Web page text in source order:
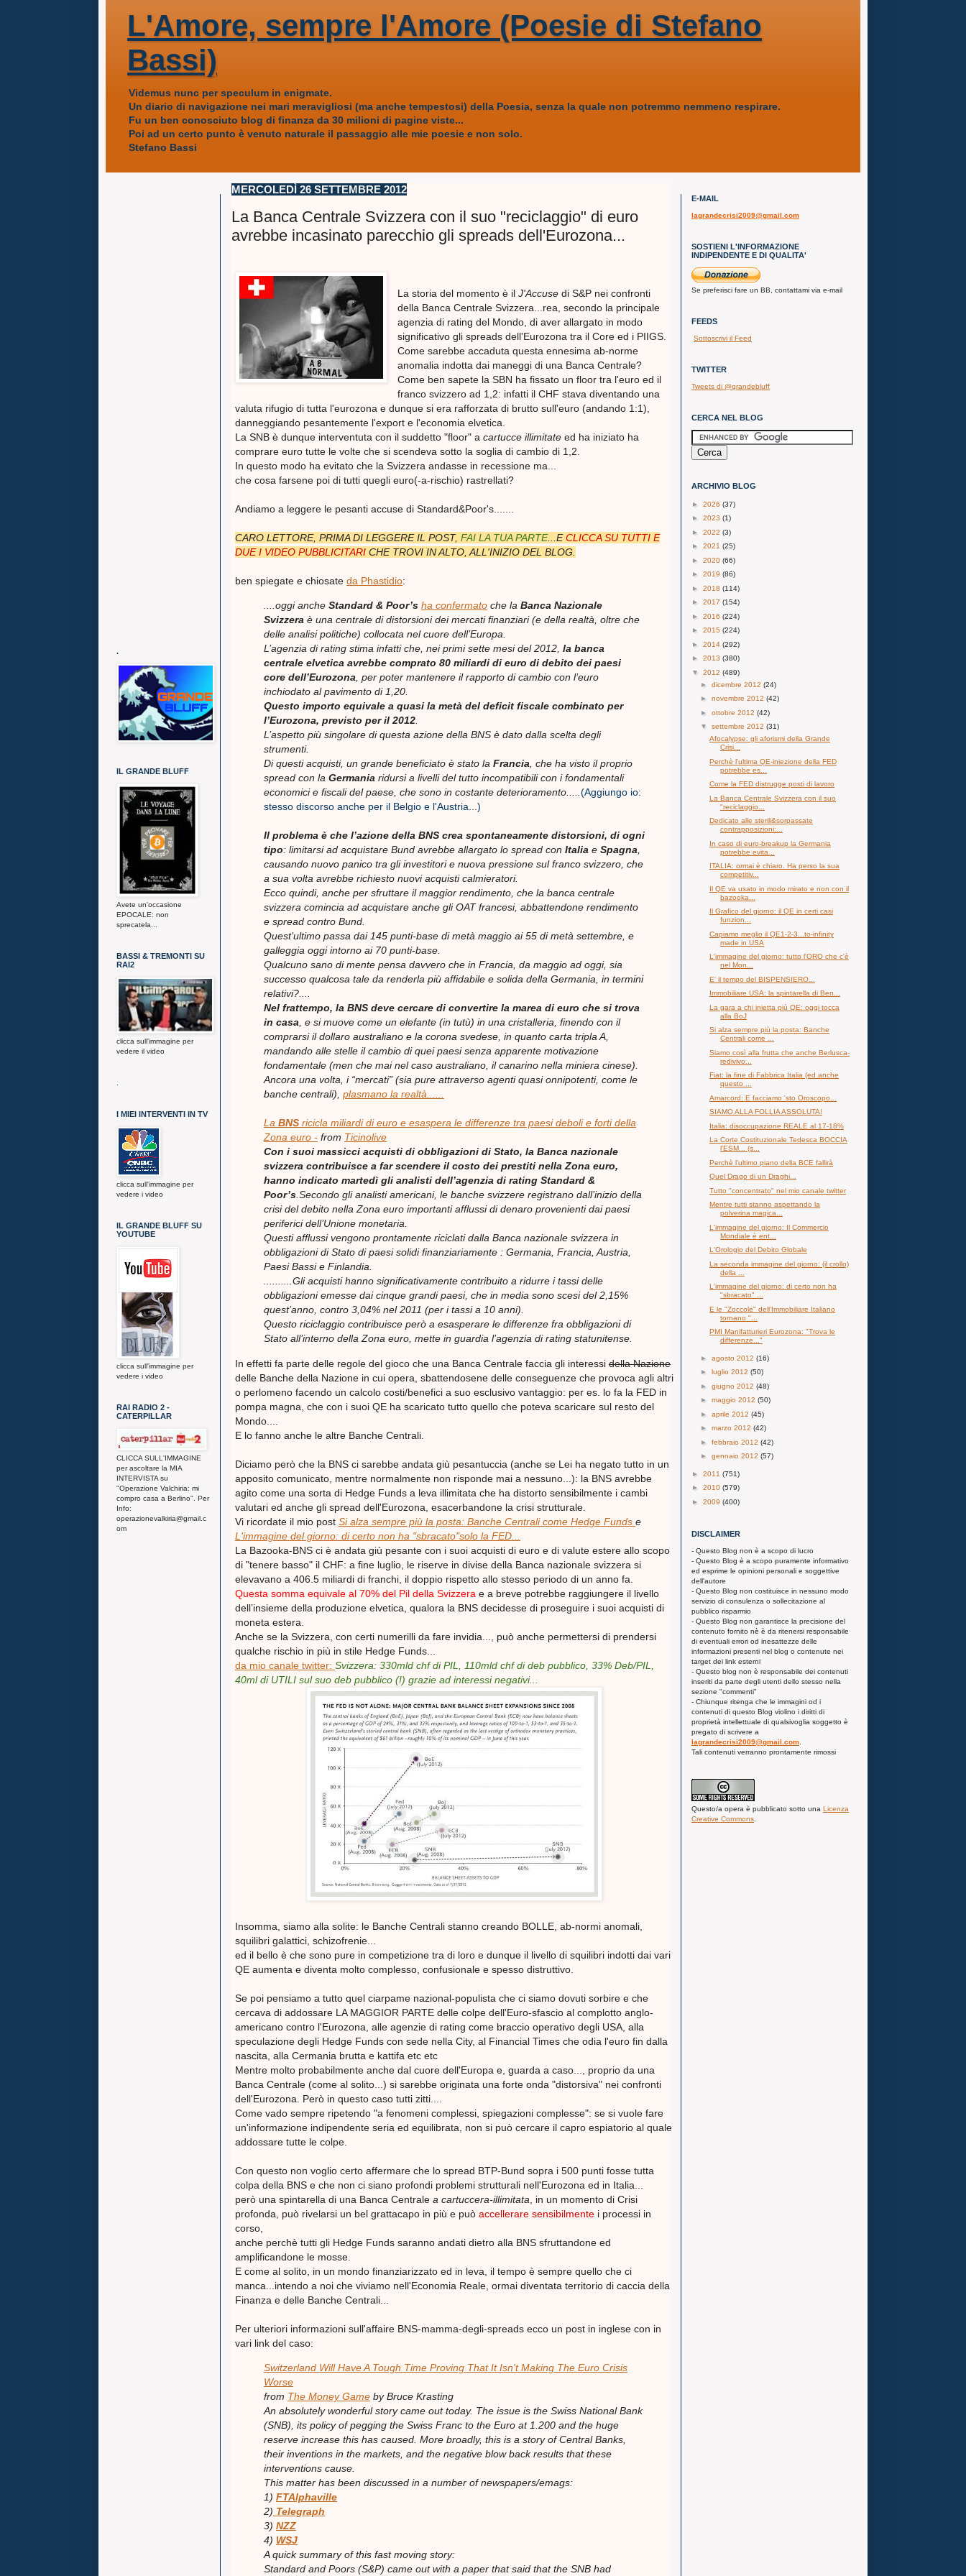
L'Amore, sempre l'Amore (Poesie di Stefano
Bassi)
Videmus nunc per speculum in enigmate.
Un diario di navigazione nei mari meravigliosi (ma anche tempestosi) della Poesia, senza la quale non potremmo nemmeno respirare.
Fu un ben conosciuto blog di finanza da 30 milioni di pagine viste...
Poi ad un certo punto è venuto naturale il passaggio alle mie poesie e non solo.
Stefano Bassi
MERCOLEDÌ 26 SETTEMBRE 2012
La Banca Centrale Svizzera con il suo "reciclaggio" di euro
avrebbe incasinato parecchio gli spreads dell'Eurozona...
La storia del momento è ilJ'Accuse di S&P nei confronti
della Banca Centrale Svizzera...rea, secondo la principale
agenzia di rating del Mondo, di aver allargato in modo
significativo gli spreads dell'Eurozona tra il Core ed i PIIGS.
Come sarebbe accaduta questa ennesima ab-norme
anomalia indotta dai maneggi di una Banca Centrale?
Come ben sapete la SBN ha fissato un floor tra l'euro ed il
franco svizzero ad 1,2: infatti il CHF stava diventando una
valuta rifugio di tutta l'eurozona e dunque si era rafforzata di brutto sull'euro (andando 1:1),
danneggiando pesantemente l'export e l'economia elvetica.
La SNB è dunque interventuta con il suddetto "floor" a cartucce illimitate ed ha iniziato ha
comprare euro tutte le volte che si scendeva sotto la soglia di cambio di 1,2.
In questo modo ha evitato che la Svizzera andasse in recessione ma...
che cosa farsene poi di tutti quegli euro(-a-rischio) rastrellati?
Andiamo a leggere le pesanti accuse di Standard&Poor's.......
CARO LETTORE, PRIMA DI LEGGERE IL POST, FAI LA TUA PARTE...E CLICCA SU TUTTI E
DUE I VIDEO PUBBLICITARI CHE TROVI IN ALTO, ALL'INIZIO DEL BLOG.
ben spiegate e chiosate da Phastidio:
....oggi anche Standard & Poor’s ha confermato che la Banca Nazionale
Svizzera è una centrale di distorsioni dei mercati finanziari (e della realtà, oltre che
delle analisi politiche) collocata nel cuore dell’Europa.
L’agenzia di rating stima infatti che, nei primi sette mesi del 2012, la banca
centrale elvetica avrebbe comprato 80 miliardi di euro di debito dei paesi
core dell’Eurozona, per poter mantenere il rapporto di cambio con l’euro
inchiodato al pavimento di 1,20.
Questo importo equivale a quasi la metà del deficit fiscale combinato per
l’Eurozona, previsto per il 2012.
L’aspetto più singolare di questa azione della BNS è dato dalla scelta degli
strumenti.
Di questi acquisti, un grande beneficiato è stato la Francia, che ha visto il proprio
spread con la Germania ridursi a livelli del tutto incompatibili con i fondamentali
economici e fiscali del paese, che sono in costante deterioramento.....(Aggiungo io:
stesso discorso anche per il Belgio e l'Austria...)
Il problema è che l’azione della BNS crea spontaneamente distorsioni, di ogni
tipo: limitarsi ad acquistare Bund avrebbe allargato lo spread con Italia e Spagna,
causando nuovo panico tra gli investitori e nuova pressione sul franco svizzero, che
a sua volta avrebbe richiesto nuovi acquisti calmieratori.
Ecco quindi, anche per sfruttare il maggior rendimento, che la banca centrale
svizzera comincia ad acquistare anche gli OAT francesi, abbattendone rendimento
e spread contro Bund.
Quest’ultimo passa dai 145 punti-base di metà maggio ai 55 di metà settembre, e
galleggia oggi intorno ai 70 punti-base.
Qualcuno sano di mente pensa davvero che in Francia, da maggio ad oggi, sia
successo qualcosa tale da renderla più affidabile e solida della Germania, in termini
relativi?....
Nel frattempo, la BNS deve cercare di convertire la marea di euro che si trova
in casa, e si muove come un elefante (in tutù) in una cristalleria, finendo con il
comprarsi il dollaro australiano e la corona svedese, in quanto carta tripla A,
mandando alle stelle il cambio di quei paesi senza apparente motivazione
fondamentale (men che mai nel caso australiano, il canarino nella miniera cinese).
Ancora una volta, i “mercati” (sia pure attraverso agenti quasi onnipotenti, come le
banche centrali), plasmano la realtà......
La BNS ricicla miliardi di euro e esaspera le differenze tra paesi deboli e forti della
Zona euro - from Ticinolive
Con i suoi massicci acquisti di obbligazioni di Stato, la Banca nazionale
svizzera contribuisce a far scendere il costo dei prestiti nella Zona euro,
hanno indicato martedì gli analisti dell’agenzia di rating Standard &
Poor’s.Secondo gli analisti americani, le banche svizzere registrano dall’inizio della
crisi del debito nella Zona euro importanti afflussi di denaro provenienti dai paesi
periferici dell’Unione monetaria.
Questi afflussi vengono prontamente riciclati dalla Banca nazionale svizzera in
obbligazioni di Stato di paesi solidi finanziariamente : Germania, Francia, Austria,
Paesi Bassi e Finlandia.
..........Gli acquisti hanno significativamente contribuito a ridurre i tassi delle
obbligazioni emesse dai cinque grandi paesi, che in media sono scesi del 2,15%
quest’anno, contro 3,04% nel 2011 (per i tassi a 10 anni).
Questo riciclaggio contribuisce però a esasperare le differenze fra obbligazioni di
Stato all’interno della Zona euro, mette in guardia l’agenzia di rating statunitense.
In effetti fa parte delle regole del gioco che una Banca Centrale faccia gli interessi della Nazione
delle Banche della Nazione in cui opera, sbattendosene delle conseguenze che provoca agli altri
o perlomeno facendo un calcolo costi/benefici a suo esclusivo vantaggio: per es. lo fa la FED in
pompa magna, che con i suoi QE ha scaricato tutto quello che poteva scaricare sul resto del
Mondo....
E lo fanno anche le altre Banche Centrali.
Diciamo però che la BNS ci sarebbe andata giù pesantuccia (anche se Lei ha negato tutto in un
apposito comunicato, mentre normalmente non risponde mai a nessuno...): la BNS avrebbe
agito come una sorta di Hedge Funds a leva illimitata che ha distorto sensibilmente i cambi
valutari ed anche gli spread dell'Eurozona, esacerbandone la crisi strutturale.
Vi ricordate il mio post Si alza sempre più la posta: Banche Centrali come Hedge Funds e
L'immagine del giorno: di certo non ha "sbracato"solo la FED...
La Bazooka-BNS ci è andata giù pesante con i suoi acquisti di euro e di valute estere allo scopo
di "tenere basso" il CHF: a fine luglio, le riserve in divise della Banca nazionale svizzera si
elevavano a 406.5 miliardi di franchi, il doppio rispetto allo stesso periodo di un anno fa.
Questa somma equivale al 70% del Pil della Svizzera e a breve potrebbe raggiungere il livello
dell’insieme della produzione elvetica, qualora la BNS decidesse di proseguire i suoi acquisti di
moneta estera.
Anche se la Svizzera, con certi numerilli da fare invidia..., può anche permettersi di prendersi
qualche rischio in più in stile Hedge Funds...
da mio canale twitter: Svizzera: 330mld chf di PIL, 110mld chf di deb pubblico, 33% Deb/PIL,
40ml di UTILI sul suo deb pubblico (!) grazie ad interessi negativi...
Insomma, siamo alla solite: le Banche Centrali stanno creando BOLLE, ab-normi anomali,
squilibri galattici, schizofrenie...
ed il bello è che sono pure in competizione tra di loro e dunque il livello di squilibri indotti dai vari
QE aumenta e diventa molto complesso, confusionale e spesso distruttivo.
Se poi pensiamo a tutto quel ciarpame nazional-populista che ci siamo dovuti sorbire e che
cercava di addossare LA MAGGIOR PARTE delle colpe dell'Euro-sfascio al complotto anglo-
americano contro l'Eurozona, alle agenzie di rating come braccio operativo degli USA, alla
speculazione degli Hedge Funds con sede nella City, al Financial Times che odia l'euro fin dalla
nascita, alla Cermania brutta e kattifa etc etc
Mentre molto probabilmente anche dal cuore dell'Europa e, guarda a caso..., proprio da una
Banca Centrale (come al solito...) si sarebbe originata una forte onda "distorsiva" nei confronti
dell'Eurozona. Però in questo caso tutti zitti....
Come vado sempre ripetendo "a fenomeni complessi, spiegazioni complesse": se si vuole fare
un'informazione indipendente seria ed equilibrata, non si può cercare il capro espiatorio al quale
addossare tutte le colpe.
Con questo non voglio certo affermare che lo spread BTP-Bund sopra i 500 punti fosse tutta
colpa della BNS e che non ci siano profondi problemi strutturali nell'Eurozona ed in Italia...
però una spintarella di una Banca Centrale a cartuccera-illimitata , in un momento di Crisi
profonda, può rivelarsi un bel grattacapo in più e può accellerare sensibilmente i processi in
corso,
anche perchè tutti gli Hedge Funds saranno andati dietro alla BNS sfruttandone ed
amplificandone le mosse.
E come al solito, in un mondo finanziarizzato ed in leva, il tempo è sempre quello che ci
manca...intendo a noi che viviamo nell'Economia Reale, ormai diventata territorio di caccia della
Finanza e delle Banche Centrali...
Per ulteriori informazioni sull'affaire BNS-mamma-degli-spreads ecco un post in inglese con in
vari link del caso:
Switzerland Will Have A Tough Time Proving That It Isn't Making The Euro Crisis
Worse
from The Money Game byBruce Krasting
An absolutely wonderful story came out today. The issue is the Swiss National Bank
(SNB), its policy of pegging the Swiss Franc to the Euro at 1.200 and the huge
reserve increase this has caused. More broadly, this is a story of Central Banks,
their inventions in the markets, and the negative blow back results that these
interventions cause.
This matter has been discussed in a number of newspapers/emags:
1) FTAlphaville
2) Telegraph
3) NZZ
4) WSJ
A quick summary of this fast moving story:
Standard and Poors (S&P) came out with a paper that said that the SNB had
.
IL GRANDE BLUFF
Avete un'occasione
EPOCALE: non
sprecatela...
BASSI & TREMONTI SU
RAI2
clicca sull'immagine per
vedere il video
I MIEI INTERVENTI IN TV
clicca sull'immagine per
vedere i video
IL GRANDE BLUFF SU
YOUTUBE
clicca sull'immagine per
vedere i video
RAI RADIO 2 -
CATERPILLAR
CLICCA SULL'IMMAGINE
per ascoltare la MIA
INTERVISTA su
"Operazione Valchiria: mi
compro casa a Berlino". Per
Info:
operazionevalkiria@gmail.c
om
E-MAIL
lagrandecrisi2009@gmail.com
SOSTIENI L'INFORMAZIONE
INDIPENDENTE E DI QUALITA'
Se preferisci fare un BB, contattami via e-mail
FEEDS
Sottoscrivi il Feed
TWITTER
Tweets di @grandebluff
CERCA NEL BLOG
ARCHIVIO BLOG
► 2026 (37)
► 2023 (1)
► 2022 (3)
► 2021 (25)
► 2020 (66)
► 2019 (86)
► 2018 (114)
► 2017 (154)
► 2016 (224)
► 2015 (224)
► 2014 (292)
► 2013 (380)
▼ 2012 (489)
► dicembre 2012 (24)
► novembre 2012 (42)
► ottobre 2012 (42)
▼ settembre 2012 (31)
Afocalypse: gli aforismi della Grande
Crisi...
Perchè l'ultima QE-iniezione della FED
potrebbe es...
Come la FED distrugge posti di lavoro
La Banca Centrale Svizzera con il suo
"reciclaggio...
Dedicato alle sterili&sorpassate
contrapposizioni:...
In caso di euro-breakup la Germania
potrebbe evita...
ITALIA: ormai è chiaro. Ha perso la sua
competitiv...
Il QE va usato in modo mirato e non con il
bazooka...
Il Grafico del giorno: il QE in certi casi
funzion...
Capiamo meglio il QE1-2-3...to-infinity
made in USA
L'immagine del giorno: tutto l'ORO che c'è
nel Mon...
E' il tempo del BISPENSIERO...
Immobiliare USA: la spintarella di Ben...
La gara a chi inietta più QE: oggi tocca
alla BoJ
Si alza sempre più la posta: Banche
Centrali come ...
Siamo così alla frutta che anche Berlusca-
redivivo...
Fiat: la fine di Fabbrica Italia (ed anche
questo ...
Amarcord: E facciamo 'sto Oroscopo...
SIAMO ALLA FOLLIA ASSOLUTA!
Italia: disoccupazione REALE al 17-18%
La Corte Costituzionale Tedesca BOCCIA
l'ESM... (s...
Perchè l'ultimo piano della BCE fallirà
Quel Drago di un Draghi...
Tutto "concentrato" nel mio canale twitter
Mentre tutti stanno aspettando la
polverina magica...
L'immagine del giorno: Il Commercio
Mondiale è ent...
L'Orologio del Debito Globale
La seconda immagine del giorno: (il crollo)
della ...
L'immagine del giorno: di certo non ha
"sbracato" ...
E le "Zoccole" dell'Immobiliare Italiano
tornano "...
PMI Manifatturieri Eurozona: "Trova le
differenze..."
► agosto 2012 (16)
► luglio 2012 (50)
► giugno 2012 (48)
► maggio 2012 (50)
► aprile 2012 (45)
► marzo 2012 (42)
► febbraio 2012 (42)
► gennaio 2012 (57)
► 2011 (751)
► 2010 (579)
► 2009 (400)
DISCLAIMER
- Questo Blog non è a scopo di lucro
- Questo Blog è a scopo puramente informativo
ed esprime le opinioni personali e soggettive
dell'autore
- Questo Blog non costituisce in nessuno modo
servizio di consulenza o sollecitazione al
pubblico risparmio
- Questo Blog non garantisce la precisione del
contenuto fornito nè è da ritenersi responsabile
di eventuali errori od inesattezze delle
informazioni presenti nel blog o contenute nei
target dei link esterni
- Questo blog non è responsabile dei contenuti
inseriti da parte degli utenti dello stesso nella
sezione "commenti"
- Chiunque ritenga che le immagini od i
contenuti di questo Blog violino i diritti di
proprietà intellettuale di qualsivoglia soggetto è
pregato di scrivere a
lagrandecrisi2009@gmail.com
Tali contenuti verranno prontamente rimossi
Questo/a opera è pubblicato sotto una Licenza
Creative Commons